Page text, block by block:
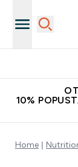
10%
Home